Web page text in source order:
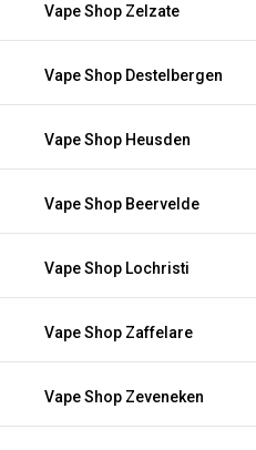
Vape Shop Zelzate
Vape Shop Destelbergen
Vape Shop Heusden
Vape Shop Beervelde
Vape Shop Lochristi
Vape Shop Zaffelare
Vape Shop Zeveneken